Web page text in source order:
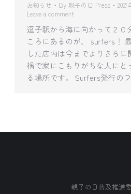
お知らせ By 親子の日 Press
2021
Leave a comment
逗子駅から海に向かって２０
ころにあるのが、 surfers！
した店内は今までよりさらに
禍で家にこもりがちな人にと
る場所です。 Surfers発行の
親子の日普及推進